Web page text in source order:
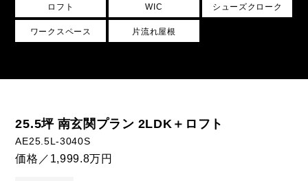
スタッフ紹介
採用情報
ロフト WIC シューズクローク
ワークスペース 片流れ屋根
25.5坪 南玄関プラン 2LDK＋ロフト
AE25.5L-3040S
価格／1,999.8万円